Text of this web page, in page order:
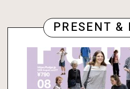
PRESENT &